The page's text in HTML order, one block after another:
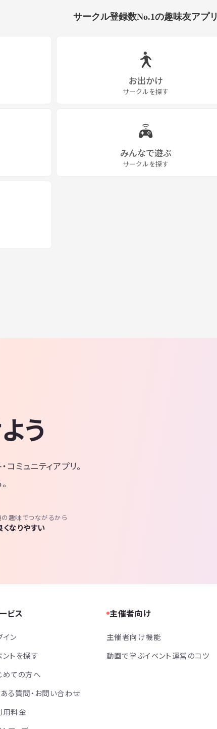
サークル登録数No.1の趣味友アプリ
お出かけ
サークルを探す
みんなで遊ぶ
サークルを探す
う
ミュニティアプリ。
趣味でつながるから
くなりやすい
ビス
イン
ントを探す
めての方へ
ある質問・お問い合わせ
用料金
主催者向け
主催者向け機能
動画で学ぶイベント運営のコツ